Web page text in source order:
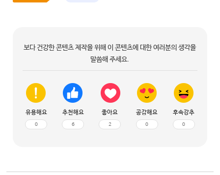
보다 건강한 콘텐츠 제작을 위해 이 콘텐츠에 대한 여러분의 생각을
말씀해 주세요.
유용해요
0
추천해요
6
좋아요
2
공감해요
0
후속강추
0